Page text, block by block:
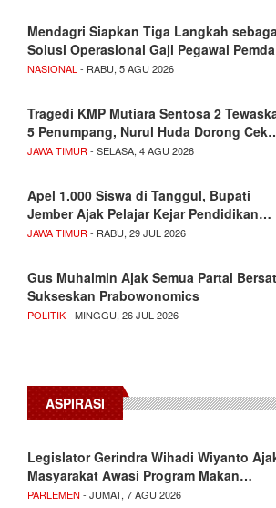
Mendagri Siapkan Tiga Langkah
Solusi Operasional Gaji Pegawai Pemda
NASIONAL - RABU, 5 AGU 2026
Tragedi KMP Mutiara Sentosa 2
5 Penumpang, Nurul Huda Dorong
JAWA TIMUR - SELASA, 4 AGU 2026
Apel 1.000 Siswa di Tanggul, Bupati
Jember Ajak Pelajar Kejar Pendidikan…
JAWA TIMUR - RABU, 29 JUL 2026
Gus Muhaimin Ajak Semua Partai
Sukseskan Prabowonomics
POLITIK- MINGGU, 26 JUL 2026
ASPIRASI
Legislator Gerindra Wihadi Wiyanto
Masyarakat Awasi Program Makan…
PARLEMEN - JUMAT, 7 AGU 2026